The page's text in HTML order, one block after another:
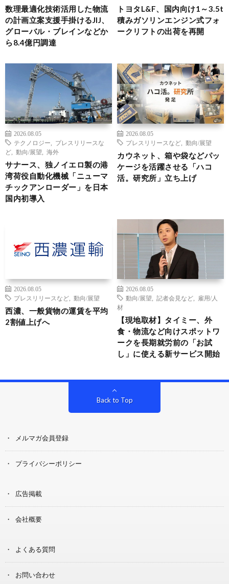
数理最適化技術活用した物流
の計画立案支援手掛けるJIJ、
グローバル・ブレインなどか
ら8.4億円調達
トヨタL&F、国内向け1～3.5t
積みガソリンエンジン式フォ
ークリフトの出荷を再開
2026.08.05
テクノロジー
プレスリリースな
ど
動向/展望 海外
サナース、独ノイエロ製の港
湾荷役自動化機械「ニューマ
チックアンローダー」を日本
国内初導入
2026.08.05
プレスリリースなど
動向/展望
カウネット、箱や袋などパッ
ケージを活躍させる「ハコ
活。研究所」立ち上げ
2026.08.05
プレスリリースなど
動向/展望
西濃、一般貨物の運賃を平均
2割値上げへ
2026.08.05
動向/展望
記者会見など
雇用/人
材
【現地取材】タイミー、外
食・物流など向けスポットワ
ークを長期就労前の「お試
し」に使える新サービス開始
Back to Top
メルマガ会員登録
プライバシーポリシー
広告掲載
会社概要
よくある質問
お問い合わせ